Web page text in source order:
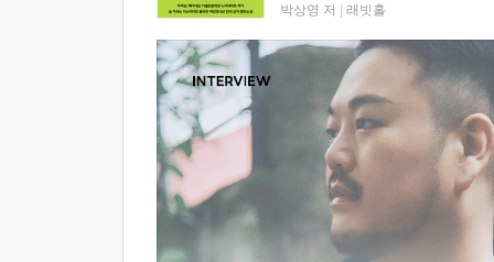
박상영 저 래빗홀